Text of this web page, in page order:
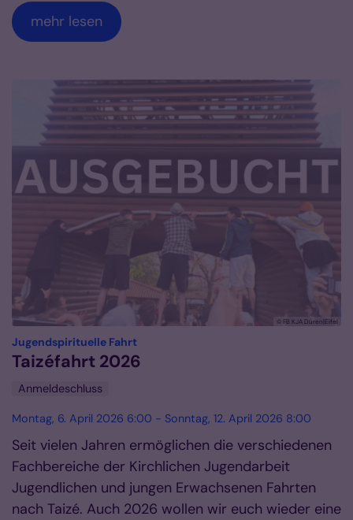
mehr lesen
© FB KJA Düren|Eifel
Jugendspirituelle Fahrt:
Taizéfahrt 2026
Anmeldeschluss
Montag, 6. April 2026 6:00 - Sonntag, 12. April 2026 8:00
Seit vielen Jahren ermöglichen die verschiedenen
Fachbereiche der Kirchlichen Jugendarbeit
Jugendlichen und jungen Erwachsenen Fahrten
nach Taizé. Auch 2026 wollen wir euch wieder eine